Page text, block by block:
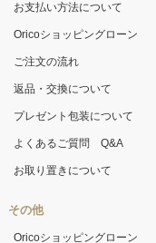
お支払い方法について
Oricoショッピングローン
ご注文の流れ
返品・交換について
プレゼント包装について
よくあるご質問 Q&A
お取り置きについて
その他
Oricoショッピングローン